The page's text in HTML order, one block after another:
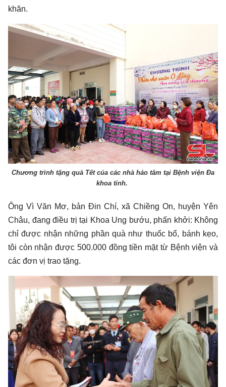
khăn.
Chương trình tặng quà Tết của các nhà hảo tâm tại Bệnh viện Đa
khoa tỉnh.
Ông Vì Văn Mơ, bản Đin Chí, xã Chiềng On, huyện Yên
Châu, đang điều trị tại Khoa Ung bướu, phấn khởi: Không
chỉ được nhận những phần quà như thuốc bổ, bánh kẹo,
tôi còn nhận được 500.000 đồng tiền mặt từ Bệnh viện và
các đơn vị trao tặng.